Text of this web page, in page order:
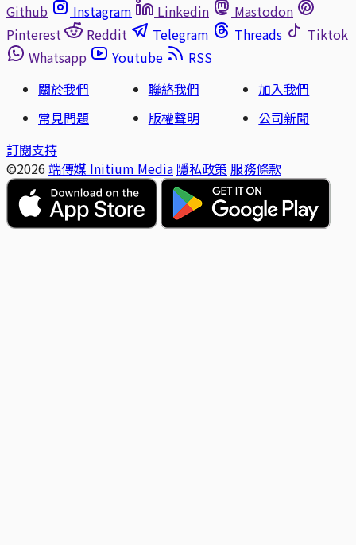
Github
Instagram Linkedin
Mastodon
Pinterest
Reddit Telegram Threads
Tiktok
Whatsapp
Youtube
RSS
關於我們
聯絡我們
加入我們
常見問題
版權聲明
公司新聞
訂閱支持
©2026 端傳媒 Initium Media 隱私政策 服務條款